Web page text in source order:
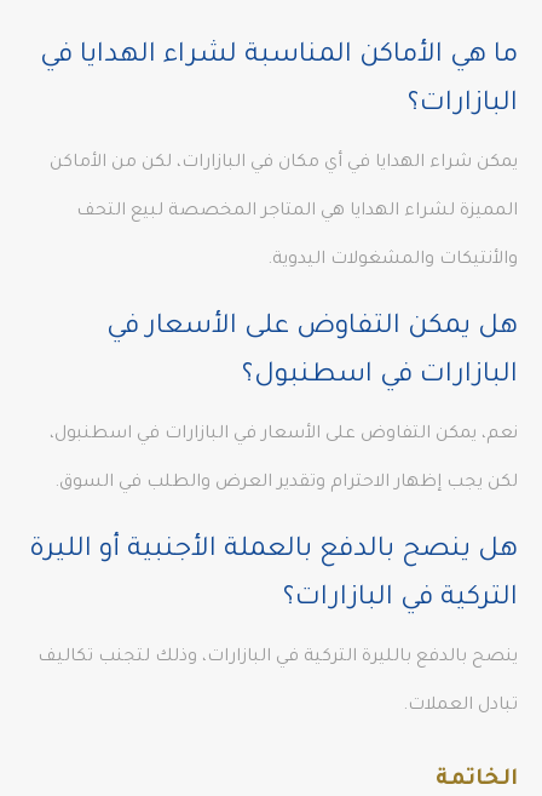
ما هي الأماكن المناسبة لشراء الهدايا في
البازارات؟
يمكن شراء الهدايا في أي مكان في البازارات، لكن من الأماكن
المميزة لشراء الهدايا هي المتاجر المخصصة لبيع التحف
والأنتيكات والمشغولات اليدوية.
هل يمكن التفاوض على الأسعار في
البازارات في اسطنبول؟
نعم، يمكن التفاوض على الأسعار في البازارات في اسطنبول،
لكن يجب إظهار الاحترام وتقدير العرض والطلب في السوق.
هل ينصح بالدفع بالعملة الأجنبية أو الليرة
التركية في البازارات؟
ينصح بالدفع بالليرة التركية في البازارات، وذلك لتجنب تكاليف
تبادل العملات.
الخاتمة